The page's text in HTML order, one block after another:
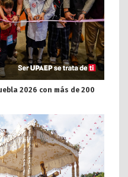
2026 con más de 200